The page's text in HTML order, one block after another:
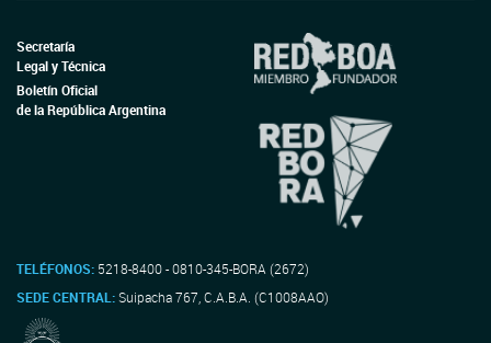
Secretaría
Legal y Técnica
Boletín Oficial
de la República Argentina
TELÉFONOS: 5218-8400 - 0810-345-BORA (2672)
SEDE CENTRAL:Suipacha 767, C.A.B.A. (C1008AAO)